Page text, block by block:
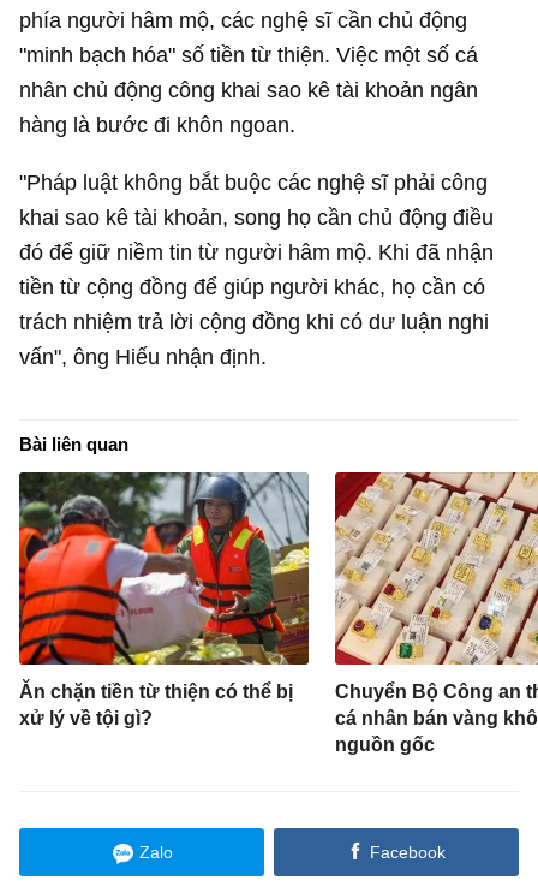
phía người hâm mộ, các nghệ sĩ cần chủ động
"minh bạch hóa" số tiền từ thiện. Việc một số cá
nhân chủ động công khai sao kê tài khoản ngân
hàng là bước đi khôn ngoan.
"Pháp luật không bắt buộc các nghệ sĩ phải công
khai sao kê tài khoản, song họ cần chủ động điều
đó để giữ niềm tin từ người hâm mộ. Khi đã nhận
tiền từ cộng đồng để giúp người khác, họ cần có
trách nhiệm trả lời cộng đồng khi có dư luận nghi
vấn", ông Hiếu nhận định.
Bài liên quan
Ăn chặn tiền từ thiện có thể bị
xử lý về tội gì?
Chuyển Bộ Công an
cá nhân bán vàng
nguồn gốc
Zalo Facebook